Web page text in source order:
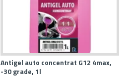
Antigel auto concentrat G12 4max,
-30 grade, 1l